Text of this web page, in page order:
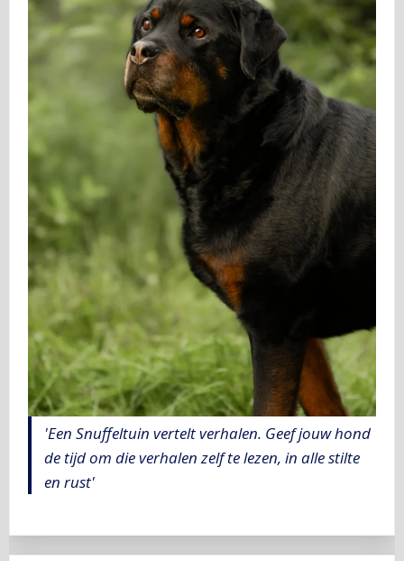
'Een Snuffeltuin vertelt verhalen. Geef jouw hond
de tijd om die verhalen zelf te lezen, in alle stilte
en rust'